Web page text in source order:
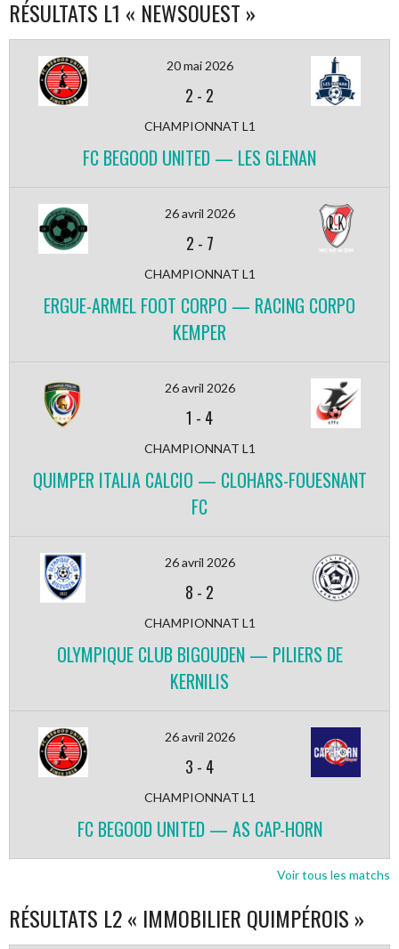
RÉSULTATS L1 « NEWSOUEST »
20 mai 2026
2 - 2
CHAMPIONNAT L1
FC BEGOOD UNITED — LES GLENAN
26 avril 2026
2 - 7
CHAMPIONNAT L1
ERGUE-ARMEL FOOT CORPO — RACING CORPO
KEMPER
26 avril 2026
1 - 4
CHAMPIONNAT L1
QUIMPER ITALIA CALCIO — CLOHARS-FOUESNANT
FC
26 avril 2026
8 - 2
CHAMPIONNAT L1
OLYMPIQUE CLUB BIGOUDEN — PILIERS DE
KERNILIS
26 avril 2026
3 - 4
CHAMPIONNAT L1
FC BEGOOD UNITED — AS CAP-HORN
Voir tous les matchs
RÉSULTATS L2 « IMMOBILIER QUIMPÉROIS »